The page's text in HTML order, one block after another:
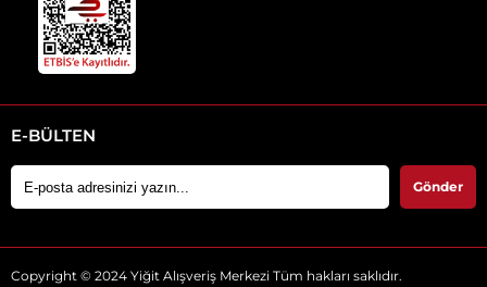
E-BÜLTEN
Gönder
Copyright © 2024 Yiğit Alışveriş Merkezi Tüm hakları saklıdır.